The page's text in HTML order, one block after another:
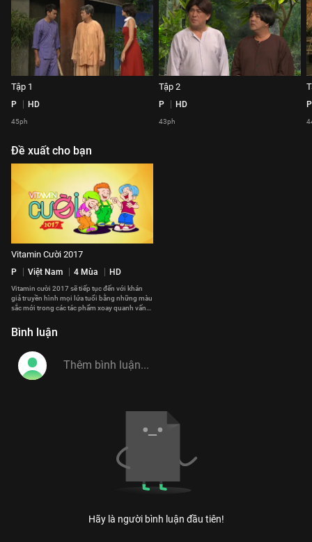
Tập 1
P HD
45ph
Tập 2
P HD
43ph
P
Đề xuất cho bạn
Vitamin Cười 2017
P Việt Nam 4 Mùa HD
Vitamin cười 2017 sẽ tiếp tục đến với khán
giả truyền hình mọi lứa tuổi bằng những màu
sắc mới trong các tác phẩm xoay quanh vấn
#vitamin_cuoi_2017
Bình luận
Hãy là người bình luận đầu tiên!